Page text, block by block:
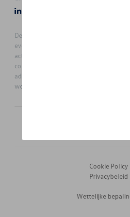
De prijzen op deze site zijn
eventuele installatiekosten. Voor meer
actuele verkoopprijs en de eventuele
contact opnemen met uw
adviesprijzen kunnen zonder
worden gewijzigd.
Wettelijke
Cookie Policy
Privacybeleid